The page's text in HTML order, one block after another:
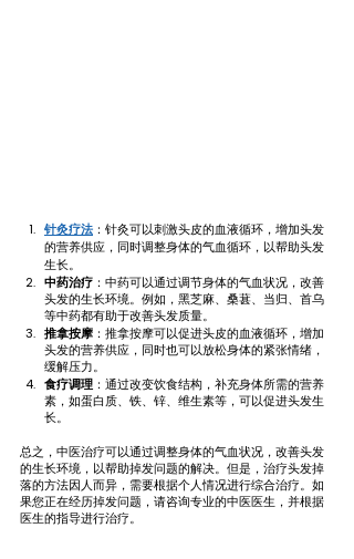
针灸疗法 ：针灸可以刺激头皮的血液循环，增加头发
的营养供应，同时调整身体的气血循环，以帮助头发
生长。
中药治疗 ：中药可以通过调节身体的气血状况，改善
头发的生长环境。例如，黑芝麻、桑葚、当归、首乌
等中药都有助于改善头发质量。
推拿按摩 ：推拿按摩可以促进头皮的血液循环，增加
头发的营养供应，同时也可以放松身体的紧张情绪，
缓解压力。
食疗调理 ：通过改变饮食结构，补充身体所需的营养
素，如蛋白质、铁、锌、维生素等，可以促进头发生
长。
总之，中医治疗可以通过调整身体的气血状况，改善头发
的生长环境，以帮助掉发问题的解决。但是，治疗头发掉
落的方法因人而异，需要根据个人情况进行综合治疗。如
果您正在经历掉发问题，请咨询专业的中医医生，并根据
医生的指导进行治疗。